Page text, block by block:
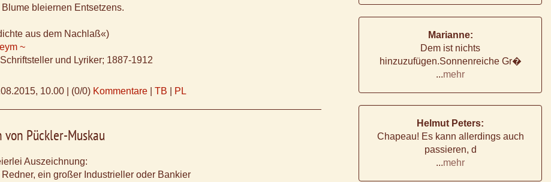
bleiernen Entsetzens.
aus dem Nachlaß«)
~
und Lyriker; 1887-1912
10.00 (0/0) Kommentare TB PL
von Pückler-Muskau
Auszeichnung:
ein großer Industrieller oder Bankier
Marianne:
Dem ist nichts
hinzuzufügen.Sonnenreiche Gr�
...mehr
Helmut Peters:
Chapeau! Es kann allerdings auch
passieren, d
...mehr